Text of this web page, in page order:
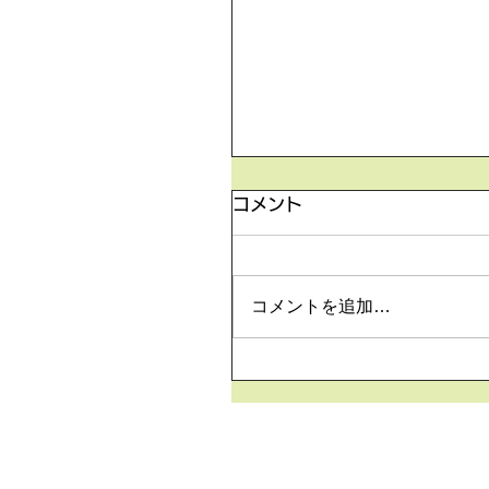
5月26日の無料体験レッス
より空きがございます。 ご
は下記お問い合わせフォーム
m/contact-us どうぞよろし
コメント
コメントを追加…